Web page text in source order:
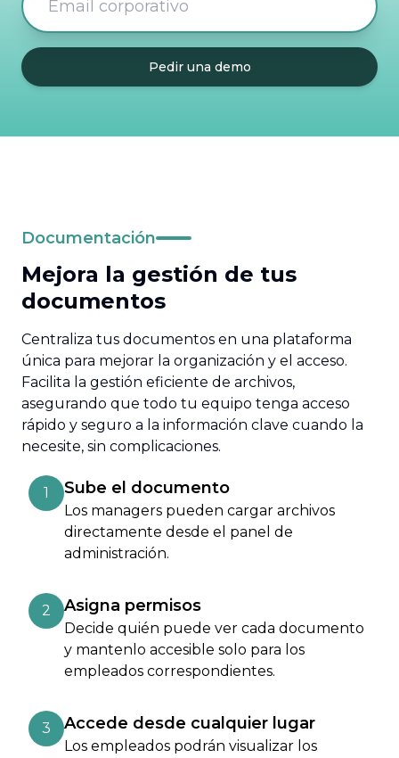
Pedir una demo
Documentación
Mejora la gestión de tus
documentos
Centraliza tus documentos en una plataforma
única para mejorar la organización y el acceso.
Facilita la gestión eficiente de archivos,
asegurando que todo tu equipo tenga acceso
rápido y seguro a la información clave cuando la
necesite, sin complicaciones.
1 Sube el documento
Los managers pueden cargar archivos
directamente desde el panel de
administración.
2 Asigna permisos
Decide quién puede ver cada documento
y mantenlo accesible solo para los
empleados correspondientes.
3 Accede desde cualquier lugar
Los empleados podrán visualizar los